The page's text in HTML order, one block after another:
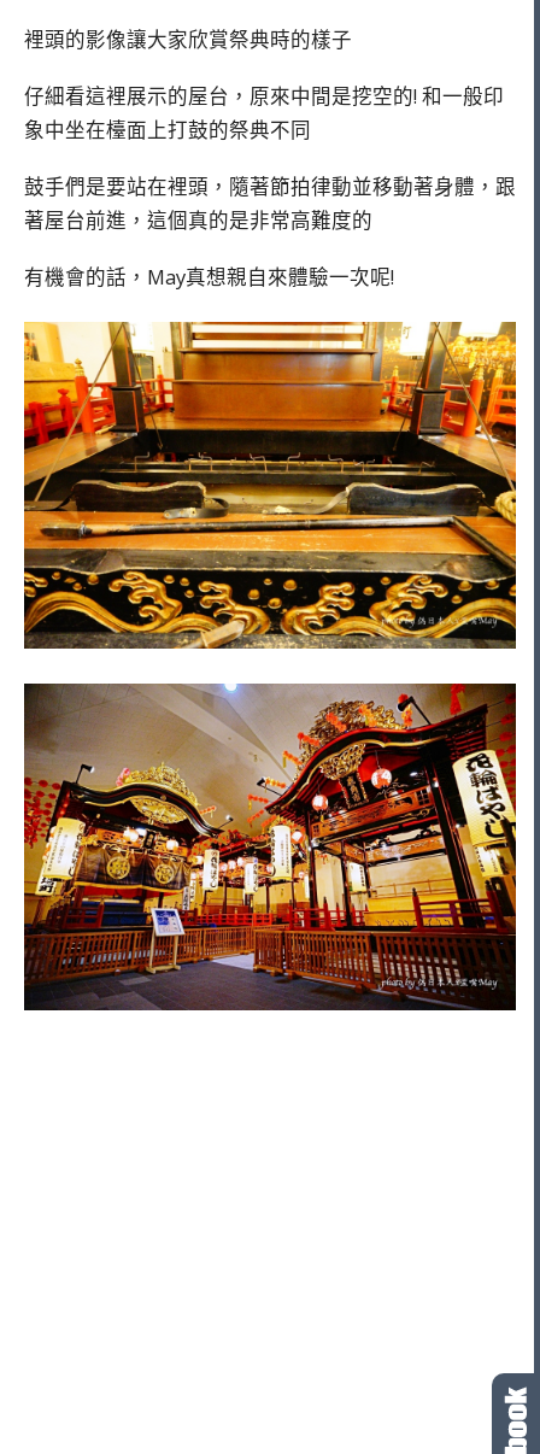
裡頭的影像讓大家欣賞祭典時的樣子
仔細看這裡展示的屋台，原來中間是挖空的! 和一般印
象中坐在檯面上打鼓的祭典不同
鼓手們是要站在裡頭，隨著節拍律動並移動著身體，跟
著屋台前進，這個真的是非常高難度的
有機會的話，May真想親自來體驗一次呢!